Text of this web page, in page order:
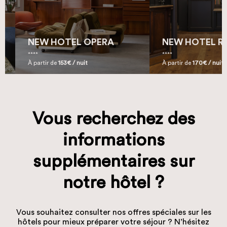
NEW HOTEL OPERA
À partir de 153€ / nuit
NEW HOTEL
À partir de 170€ / nuit
Vous recherchez des
informations
supplémentaires sur
notre hôtel ?
Vous souhaitez consulter nos offres spéciales sur les
hôtels pour mieux préparer votre séjour ? N’hésitez